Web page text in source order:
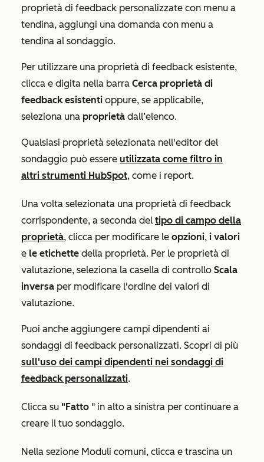
proprietà di feedback personalizzate con menu a
tendina, aggiungi una domanda con menu a
tendina al sondaggio.
Per utilizzare una proprietà di feedback esistente,
clicca e digita nella barra Cerca proprietà di
feedback esistenti oppure, se applicabile,
seleziona una proprietà dall’elenco.
Qualsiasi proprietà selezionata nell'editor del
sondaggio può essere utilizzata come filtro in
altri strumenti HubSpot, come i report.
Una volta selezionata una proprietà di feedback
corrispondente, a seconda del tipo di campo della
proprietà, clicca per modificare le opzioni, i valori
e le etichette della proprietà. Per le proprietà di
valutazione, seleziona la casella di controllo Scala
inversa per modificare l'ordine dei valori di
valutazione.
Puoi anche aggiungere campi dipendenti ai
sondaggi di feedback personalizzati. Scopri di più
sull'uso dei campi dipendenti nei sondaggi di
feedback personalizzati.
Clicca su "Fatto " in alto a sinistra per continuare a
creare il tuo sondaggio.
Nella sezione Moduli comuni, clicca e trascina un